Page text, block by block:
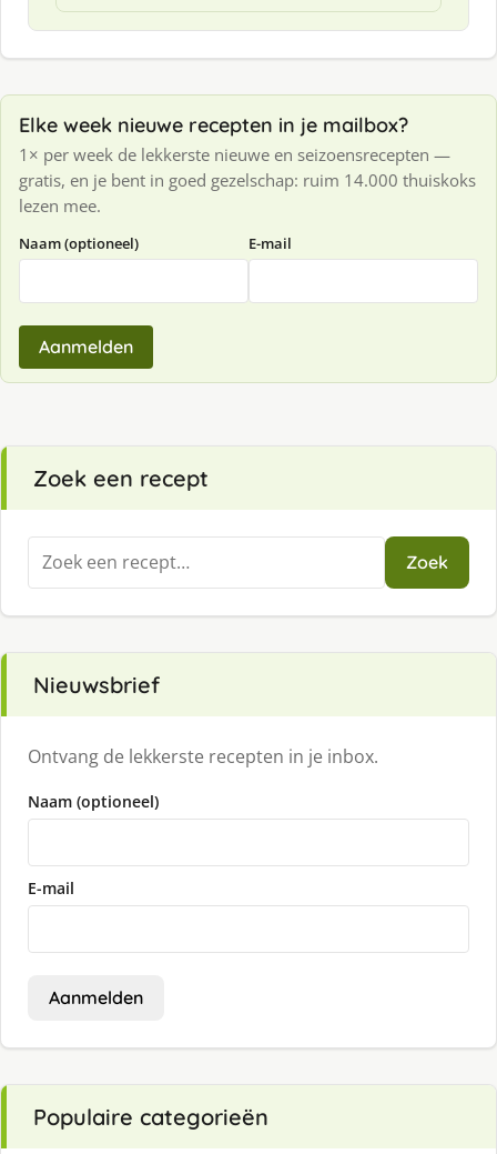
Elke week nieuwe recepten in je mailbox?
1× per week de lekkerste nieuwe en seizoensrecepten —
gratis, en je bent in goed gezelschap: ruim 14.000 thuiskoks
lezen mee.
Naam (optioneel) E-mail
Aanmelden
Zoek een recept
Zoeken
naar:
Zoek
Nieuwsbrief
Ontvang de lekkerste recepten in je inbox.
Naam (optioneel)
E-mail
Aanmelden
Populaire categorieën